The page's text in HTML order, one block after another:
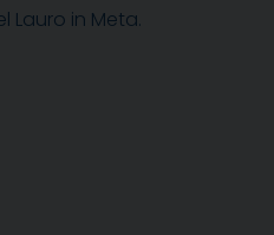
Lauro in Meta.